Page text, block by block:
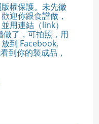
權保護。未先徵
迎你跟食譜做，
用連結（link）
了，可拍照，用
到 Facebook,
到你的製成品，